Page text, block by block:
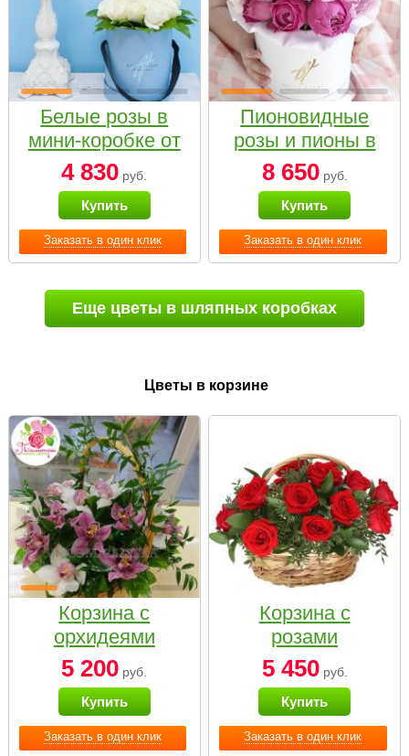
Заказать в один клик
Белые розы в
мини-коробке от
Bella Fiori
4 830 руб.
Купить
Заказать в один клик
Пионовидные
розы и пионы в
белой коробке
Small
8 650руб.
Купить
Еще цветы в шляпных коробках
Цветы в корзине
Заказать в один клик
Корзина с
орхидеями
малая
5 200 руб.
Купить
Заказать в один клик
Корзина с
розами
«Красный
Париж»
5 450руб.
Купить